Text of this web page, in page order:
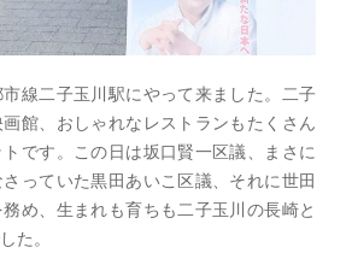
線二子玉川駅にやって来ました。二子
館、おしゃれなレストランもたくさん
です。この日は坂口賢一区議、まさに
っていた黒田あいこ区議、それに世田
め、生まれも育ちも二子玉川の長崎と
た。